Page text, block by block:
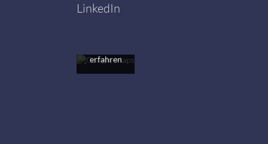
LinkedIn
Sie die
erfahren